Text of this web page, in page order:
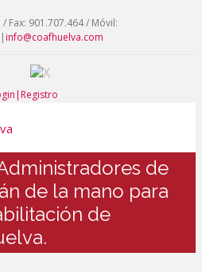
Fax: 901.707.464 / Móvil:
| info@coafhuelva.com
de
de la mano para
de